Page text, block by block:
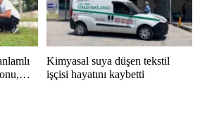
Kimyasal suya düşen tekstil
işçisi hayatını kaybetti